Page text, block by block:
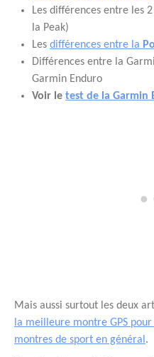
Les différences entre les
la Peak)
Les différences entre la
Différences entre la
Garmin Enduro
Voir le test de la Garmin
Mais aussi surtout les deux
la meilleure montre GPS pour
montres de sport en général .